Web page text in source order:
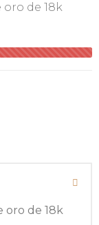
de 18k
oro de 18k